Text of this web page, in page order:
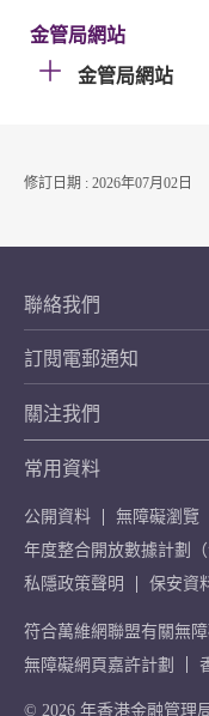
金管局網站
金管局網站
修訂日期 : 2026年07月02日
聯絡我們
訂閱電郵通知
關注我們
常用資料
公開資料
無障礙瀏覽
年度整合開放數據計劃（
私隱政策聲明
保安資
符合萬維網聯盟有關無
無障礙網頁嘉許計劃
© 2026 年香港金融管理